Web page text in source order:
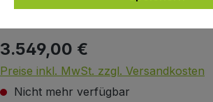
Regulärer Preis:
3.549,00 €
Preise inkl. MwSt. zzgl. Versandkosten
Nicht mehr verfügbar